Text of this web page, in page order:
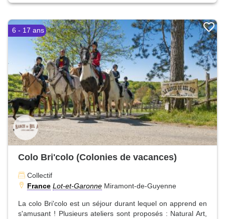
6 - 17 ans
Colo Bri'colo (Colonies de vacances)
Collectif
France Lot-et-Garonne Miramont-de-Guyenne
La colo Bri'colo est un séjour durant lequel on apprend en
s'amusant ! Plusieurs ateliers sont proposés : Natural Art,